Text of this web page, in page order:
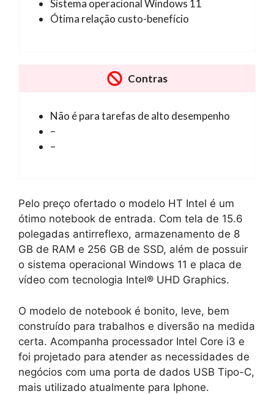
Sistema operacional Windows 11
Ótima relação custo-benefício
Contras
Não é para tarefas de alto desempenho
–
–
Pelo preço ofertado o modelo HT Intel é um
ótimo notebook de entrada. Com tela de 15.6
polegadas antirreflexo, armazenamento de 8
GB de RAM e 256 GB de SSD, além de possuir
o sistema operacional Windows 11 e placa de
vídeo com tecnologia ‎Intel® UHD Graphics.
O modelo de notebook é bonito, leve, bem
construído para trabalhos e diversão na medida
certa. Acompanha processador Intel Core i3 e
foi projetado para atender as necessidades de
negócios com uma porta de dados USB Tipo-C,
mais utilizado atualmente para Iphone.